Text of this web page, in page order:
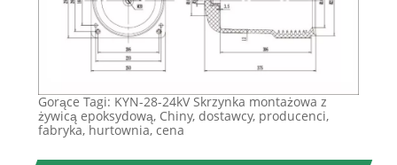
Gorące Tagi: KYN-28-24kV Skrzynka montażowa z
żywicą epoksydową, Chiny, dostawcy, producenci,
fabryka, hurtownia, cena